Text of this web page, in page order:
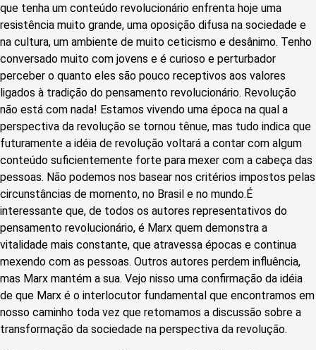
que tenha um conteúdo revolucionário enfrenta hoje uma
resistência muito grande, uma oposição difusa na sociedade e
na cultura, um ambiente de muito ceticismo e desânimo. Tenho
conversado muito com jovens e é curioso e perturbador
perceber o quanto eles são pouco receptivos aos valores
ligados à tradição do pensamento revolucionário. Revolução
não está com nada! Estamos vivendo uma época na qual a
perspectiva da revolução se tornou tênue, mas tudo indica que
futuramente a idéia de revolução voltará a contar com algum
conteúdo suficientemente forte para mexer com a cabeça das
pessoas. Não podemos nos basear nos critérios impostos pelas
circunstâncias de momento, no Brasil e no mundo.É
interessante que, de todos os autores representativos do
pensamento revolucionário, é Marx quem demonstra a
vitalidade mais constante, que atravessa épocas e continua
mexendo com as pessoas. Outros autores perdem influência,
mas Marx mantém a sua. Vejo nisso uma confirmação da idéia
de que Marx é o interlocutor fundamental que encontramos em
nosso caminho toda vez que retomamos a discussão sobre a
transformação da sociedade na perspectiva da revolução.